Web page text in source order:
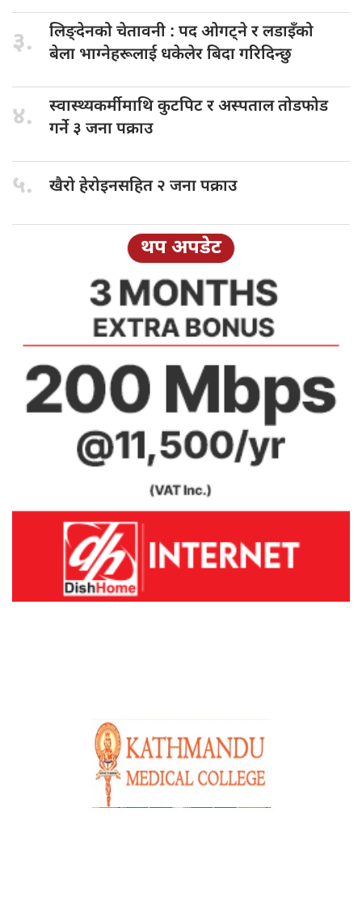
३. लिङ्देनको चेतावनी : पद ओगट्ने र लडाइँको
बेला भाग्नेहरूलाई धकेलेर बिदा गरिदिन्छु
४. स्वास्थ्यकर्मीमाथि कुटपिटर अस्पताल तोडफोड
गर्ने ३ जना पक्राउ
५. खैरो हेरोइनसहित२ जना पक्राउ
थप अपडेट